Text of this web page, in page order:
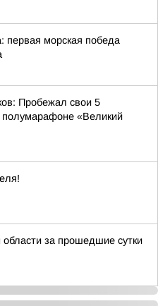
первая морская победа
Пробежал свои 5
полумарафоне «Великий
за прошедшие сутки